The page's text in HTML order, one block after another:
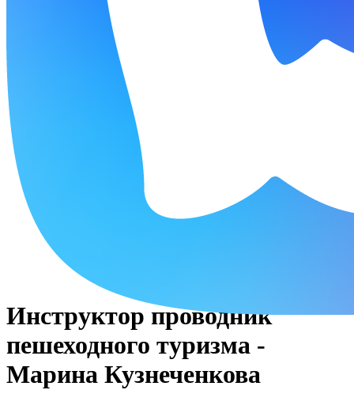
ОТПРАВИТЬ ЗАЯВКУ
© 2008-2024 Школа туризма. Все права защищены.
Инструктор проводник
пешеходного туризма -
Марина Кузнеченкова